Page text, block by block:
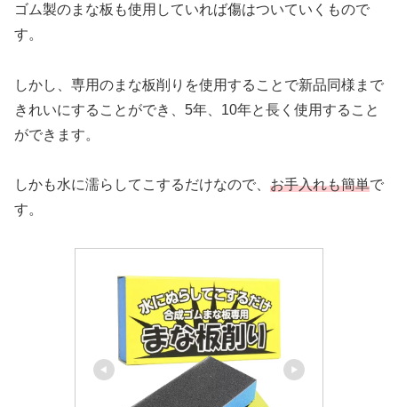
ゴム製のまな板も使用していれば傷はついていくもので
す。
しかし、専用のまな板削りを使用することで新品同様まで
きれいにすることができ、5年、10年と長く使用すること
ができます。
しかも水に濡らしてこするだけなので、 お手入れも簡単で
す。